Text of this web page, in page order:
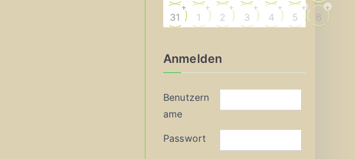
31
+
1
+
2
+
3
+
4
+
5
+
6
+
Anmelden
Benutzern
ame
Passwort